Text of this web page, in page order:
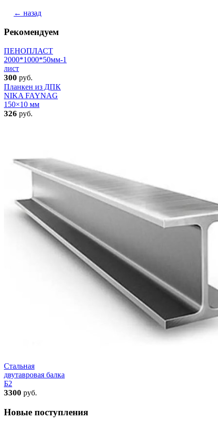
← назад
Рекомендуем
ПЕНОПЛАСТ
2000*1000*50мм-1
лист
300 руб.
Планкен из ДПК
NIKA FAYNAG
150×10 мм
326 руб.
Стальная
двутавровая балка
Б2
3300 руб.
Новые поступления